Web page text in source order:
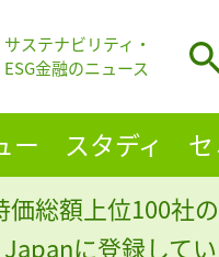
サステナビリティ・
ESG金融のニュース
ー スタディ
価総額上位100社
に登録して